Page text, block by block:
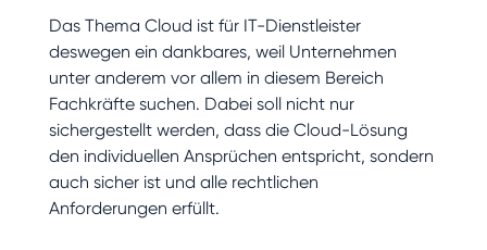
Das Thema Cloud ist für IT-Dienstleister
deswegen ein dankbares, weil Unternehmen
unter anderem vor allem in diesem Bereich
Fachkräfte suchen. Dabei soll nicht nur
sichergestellt werden, dass die Cloud-Lösung
den individuellen Ansprüchen entspricht, sondern
auch sicher ist und alle rechtlichen
Anforderungen erfüllt.